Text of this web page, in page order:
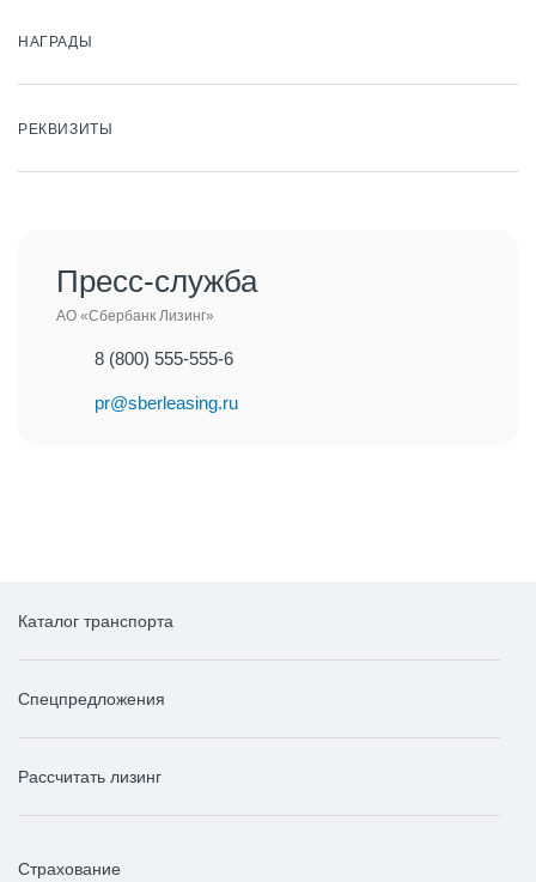
НАГРАДЫ
РЕКВИЗИТЫ
Пресс-служба
АО «Сбербанк Лизинг»
8 (800) 555-555-6
pr@sberleasing.ru
Каталог транспорта
Спецпредложения
Рассчитать лизинг
Страхование